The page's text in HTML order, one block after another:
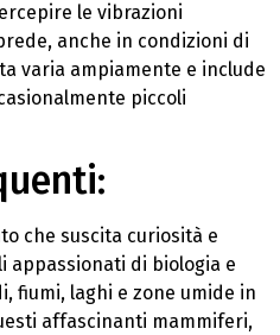
le vibrazioni
anche in condizioni di
varia ampiamente e include
piccoli
che suscita curiosità e
appassionati di biologia e
fiumi, laghi e zone umide in
affascinanti mammiferi,